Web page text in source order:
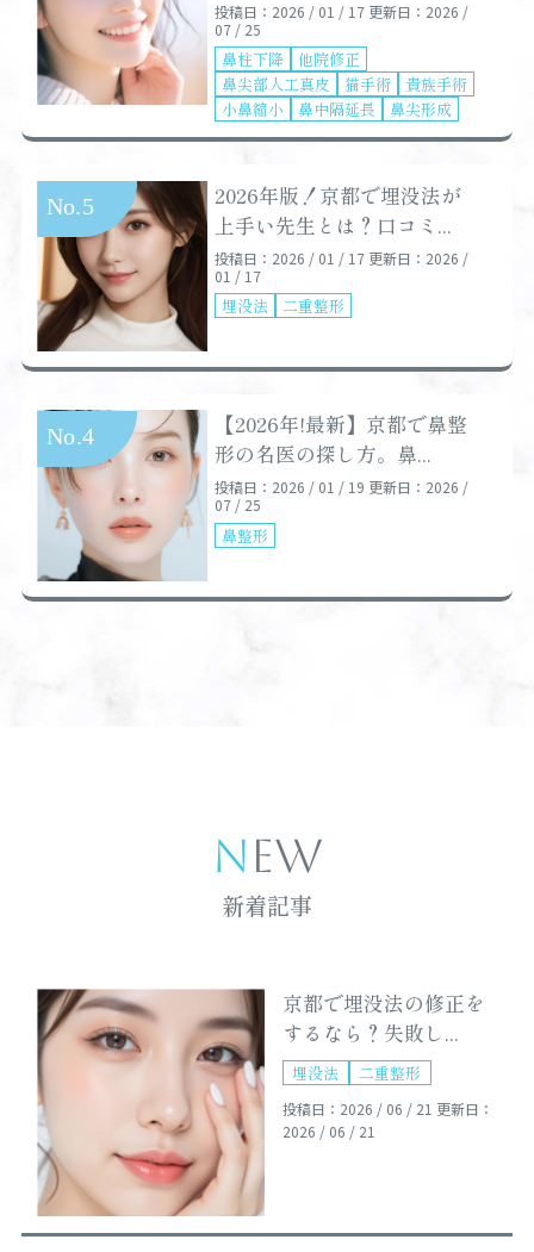
投稿日：2026 / 01 / 17 更新日：2026 /
07 / 25
鼻柱下降
他院修正
鼻尖部人工真皮
猫手術
貴族手術
小鼻縮小
鼻中隔延長 鼻尖形成
2026年版！京都で埋没法が
上手い先生とは？口コミ...
投稿日：2026 / 01 / 17 更新日：2026 /
01 / 17
埋没法 二重整形
【2026年!最新】京都で鼻整
形の名医の探し方。鼻...
投稿日：2026 / 01 / 19 更新日：2026 /
07 / 25
鼻整形
NEW
新着記事
京都で埋没法の修正を
するなら？失敗し...
埋没法 二重整形
投稿日：2026 / 06 / 21 更新日：
2026 / 06 / 21